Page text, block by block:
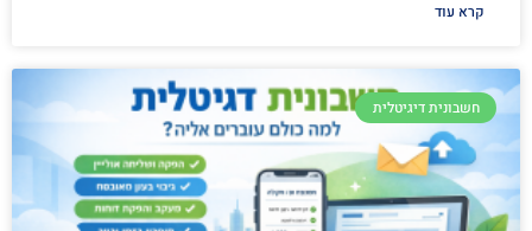
קרא עוד
חשבונית דיגיטלית